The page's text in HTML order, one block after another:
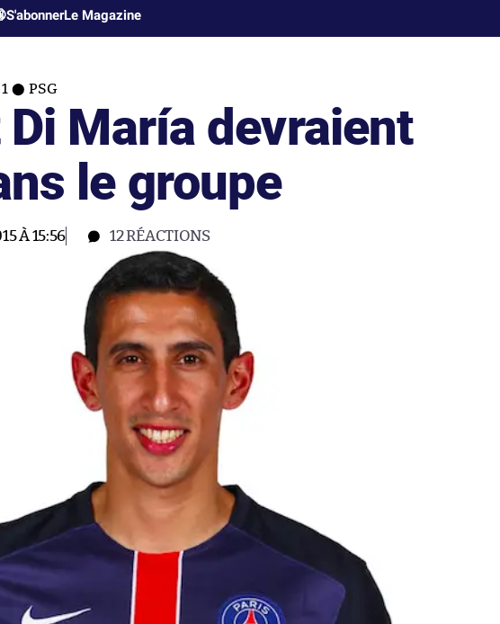
S'abonnerLe Magazine
PSG
María devraient
le groupe
À 15:56 12RÉACTIONS